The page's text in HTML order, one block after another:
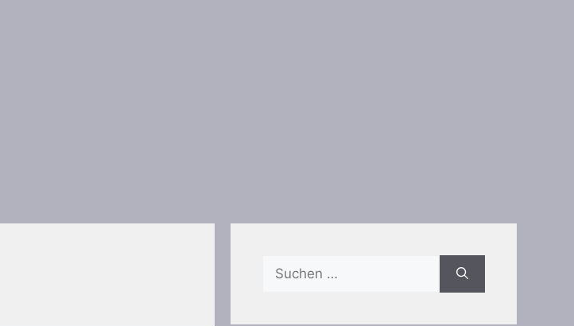
Suchen
nach: